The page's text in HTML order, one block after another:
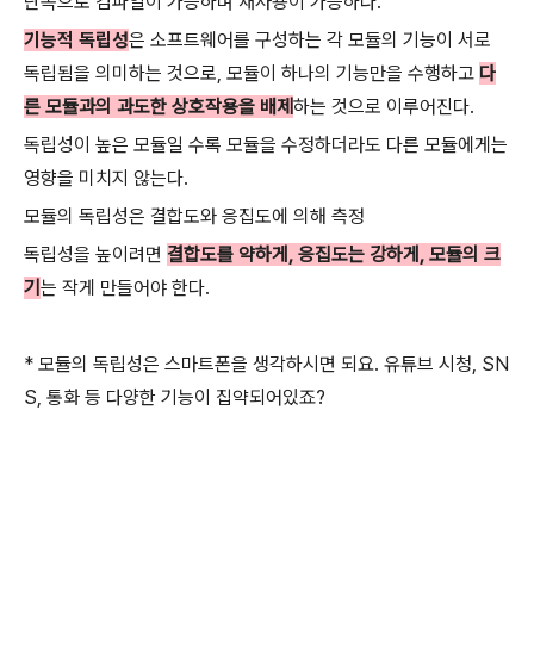
기능적 독립성은 소프트웨어를 구성하는 각 모듈의 기능이 서로
독립됨을 의미하는 것으로, 모듈이 하나의 기능만을 수행하고 다
른 모듈과의 과도한 상호작용을 배제 하는 것으로 이루어진다.
독립성이 높은 모듈일 수록 모듈을 수정하더라도 다른 모듈에게는
영향을 미치지 않는다.
모듈의 독립성은 결합도와 응집도에 의해 측정
독립성을 높이려면 결합도를 약하게, 응집도는 강하게, 모듈의 크
기 는 작게 만들어야 한다.
* 모듈의 독립성은 스마트폰을 생각하시면 되요. 유튜브 시청, SN
S, 통화 등 다양한 기능이 집약되어있죠?